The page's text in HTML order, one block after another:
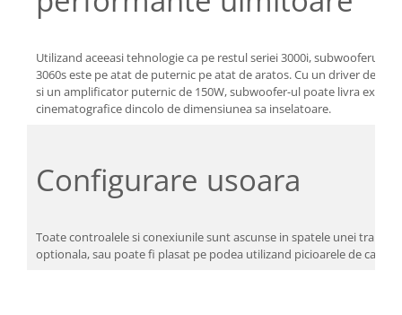
Utilizand aceeasi tehnologie ca pe restul seriei 3000i, subwooferul
3060s este pe atat de puternic pe atat de aratos. Cu un driver de
si un amplificator puternic de 150W, subwoofer-ul poate livra
cinematografice dincolo de dimensiunea sa inselatoare.
Configurare usoara
Toate controalele si conexiunile sunt ascunse in spatele unei trape
optionala, sau poate fi plasat pe podea utilizand picioarele de